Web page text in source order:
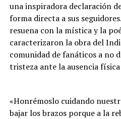
una inspiradora declaración
forma directa a sus
resuena con la mística y la
caracterizaron la obra del
comunidad de fanáticos a no
tristeza ante la ausencia
«Honrémoslo cuidando
bajar los brazos porque a la